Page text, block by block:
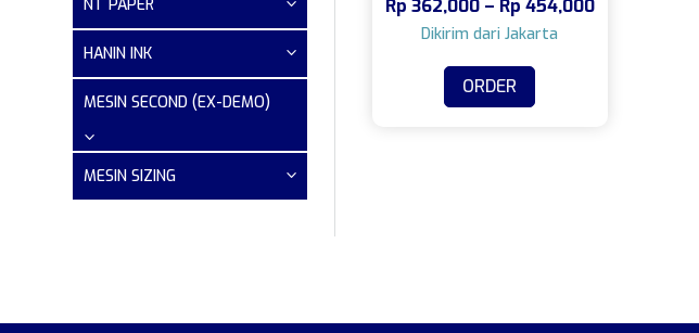
NT PAPER
HANIN INK
MESIN SECOND (EX-DEMO)
MESIN SIZING
Rp 362,000 – Rp 454,000
ORDER
produk